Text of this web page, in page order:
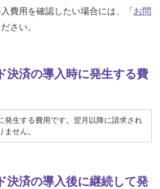
費用を確認したい場合には、「お問
さい。
決済の導入時に発生する費
発生する費用です。翌月以降に請求され
ません。
決済の導入後に継続して発